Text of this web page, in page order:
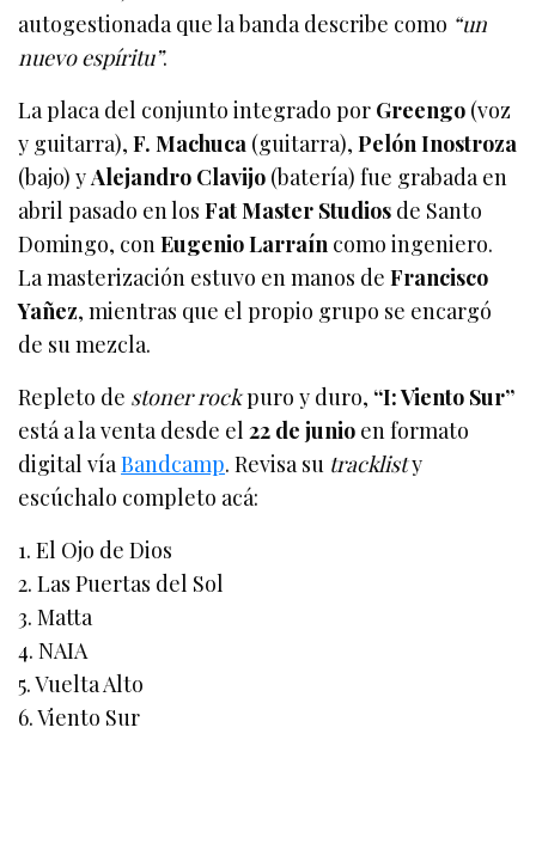
autogestionada que la banda describe como “un
nuevo espíritu”.
La placa del conjunto integrado por Greengo (voz
y guitarra),F. Machuca (guitarra),Pelón Inostroza
(bajo) yAlejandro Clavijo (batería) fue grabada en
abril pasado en losFat Master Studios de Santo
Domingo, conEugenio Larraín como ingeniero.
La masterización estuvo en manos deFrancisco
Yañez, mientras que el propio grupo se encargó
de su mezcla.
Repleto de stoner rockpuro y duro, “I: Viento Sur”
está a la venta desde el22 de junio en formato
digital víaBandcamp. Revisa su tracklisty
escúchalo completo acá:
1. El Ojo de Dios
2. Las Puertas del Sol
3. Matta
4. NAIA
5. Vuelta Alto
6. Viento Sur